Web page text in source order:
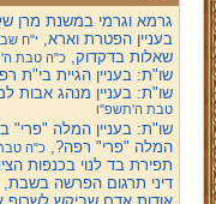
גרמא וגרמי במשנת מרן
בעניין הפטרת וארא, י"ח
שאלות בדקדוק,כ"ה טבת
שו"ת: בעניין הגיית בי"ת
שו"ת: בעניין מנהג אבות
טבת ה'תשפ''ו
שו"ת: בעניין המלה "פרי"
המלה "פרי" רפה?,כ"ה
תפירת בד לנוי בכנפות
דיני תרגום הפרשה בשבת,